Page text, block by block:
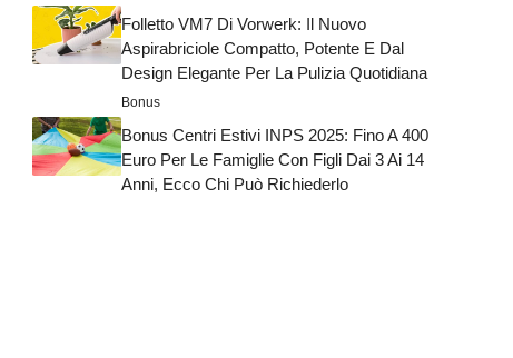
Folletto VM7 Di Vorwerk: Il Nuovo
Aspirabriciole Compatto, Potente E Dal
Design Elegante Per La Pulizia Quotidiana
Bonus
Bonus Centri Estivi INPS 2025: Fino A 400
Euro Per Le Famiglie Con Figli Dai 3 Ai 14
Anni, Ecco Chi Può Richiederlo